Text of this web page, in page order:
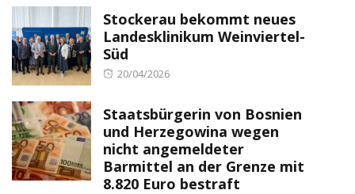
Stockerau bekommt neues
Landesklinikum Weinviertel-
Süd
Posted
20/04/2026
Staatsbürgerin von Bosnien
und Herzegowina wegen
nicht angemeldeter
Barmittel an der Grenze mit
8.820 Euro bestraft